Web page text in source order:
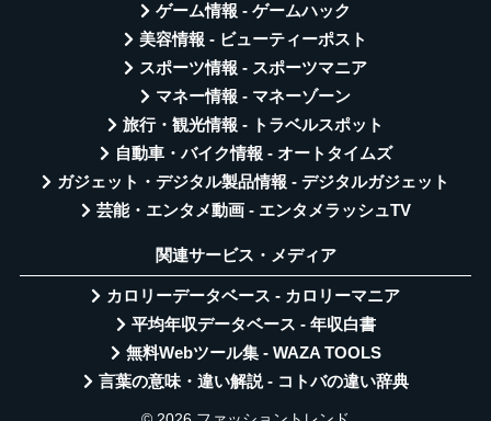
ゲーム情報 - ゲームハック
美容情報 - ビューティーポスト
スポーツ情報 - スポーツマニア
マネー情報 - マネーゾーン
旅行・観光情報 - トラベルスポット
自動車・バイク情報 - オートタイムズ
ガジェット・デジタル製品情報 - デジタルガジェット
芸能・エンタメ動画 - エンタメラッシュTV
関連サービス・メディア
カロリーデータベース - カロリーマニア
平均年収データベース - 年収白書
無料Webツール集 - WAZA TOOLS
言葉の意味・違い解説 - コトバの違い辞典